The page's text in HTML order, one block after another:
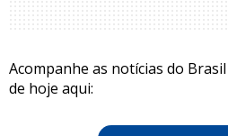
Acompanhe as notícias do
de hoje aqui: